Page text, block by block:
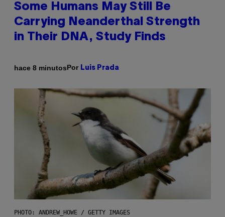
Some Humans May Still Be
Carrying Neanderthal Strength
in Their DNA, Study Finds
hace 8 minutosPor Luis Prada
PHOTO: ANDREW_HOWE / GETTY IMAGES